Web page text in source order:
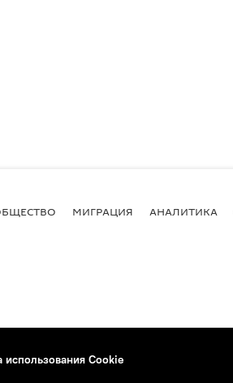
МИГРАЦИЯ АНАЛИТИКА
использования Cookie